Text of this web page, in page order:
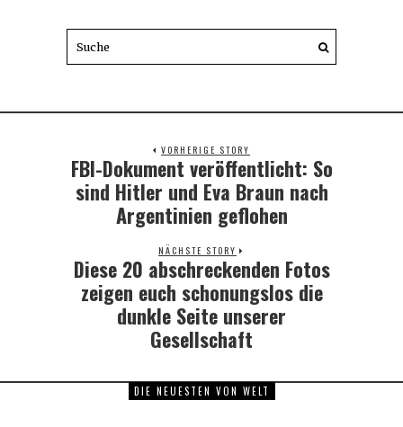
VORHERIGE STORY
Previous
post:
FBI-Dokument veröffentlicht: So
sind Hitler und Eva Braun nach
Argentinien geflohen
NÄCHSTE STORY
Next
post:
Diese 20 abschreckenden Fotos
zeigen euch schonungslos die
dunkle Seite unserer
Gesellschaft
DIE NEUESTEN VON WELT